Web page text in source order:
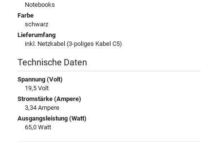
Notebooks
Farbe
schwarz
Lieferumfang
inkl. Netzkabel (3-poliges Kabel C5)
Technische Daten
Spannung (Volt)
19,5 Volt
Stromstärke (Ampere)
3,34 Ampere
Ausgangsleistung (Watt)
65,0 Watt